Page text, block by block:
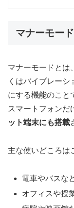
マナーモー
マナーモードとは
くはバイブレーシ
にする機能のこと
スマートフォンだ
ット端末にも搭載
主な使いどころは
電車やバスな
オフィスや授